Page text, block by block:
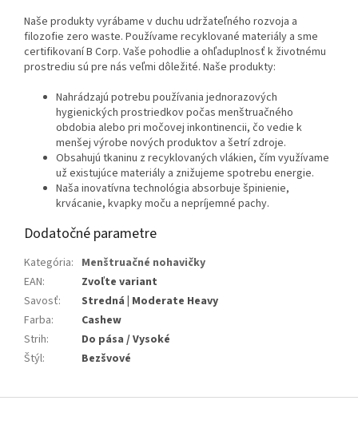
Naše produkty vyrábame v duchu udržateľného rozvoja a
filozofie zero waste. Používame recyklované materiály a sme
certifikovaní B Corp. Vaše pohodlie a ohľaduplnosť k životnému
prostrediu sú pre nás veľmi dôležité. Naše produkty:
Nahrádzajú potrebu používania jednorazových
hygienických prostriedkov počas menštruačného
obdobia alebo pri močovej inkontinencii, čo vedie k
menšej výrobe nových produktov a šetrí zdroje.
Obsahujú tkaninu z recyklovaných vlákien, čím využívame
už existujúce materiály a znižujeme spotrebu energie.
Naša inovatívna technológia absorbuje špinienie,
krvácanie, kvapky moču a nepríjemné pachy.
Dodatočné parametre
Kategória: Menštruačné nohavičky
EAN:
Zvoľte variant
Savosť:
Stredná | Moderate Heavy
Farba:
Cashew
Strih:
Do pása / Vysoké
Štýl: Bezšvové
Z